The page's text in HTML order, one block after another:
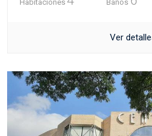
Habitaciones Baños
Ver